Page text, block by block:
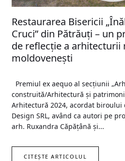
Restaurarea Bisericii
Cruci” din Pătrăuți – un
de reflecție a arhitecturii
moldovenești
Premiul ex aequo al secțiunii
construită/Arhitectură și
Arhitectură 2024, acordat biroului
Design SRL, având ca autori pe
arh. Ruxandra Căpățână și...
CITEȘTE ARTICOLUL